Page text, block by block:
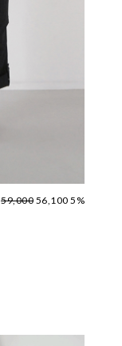
59,000 56,100 5%